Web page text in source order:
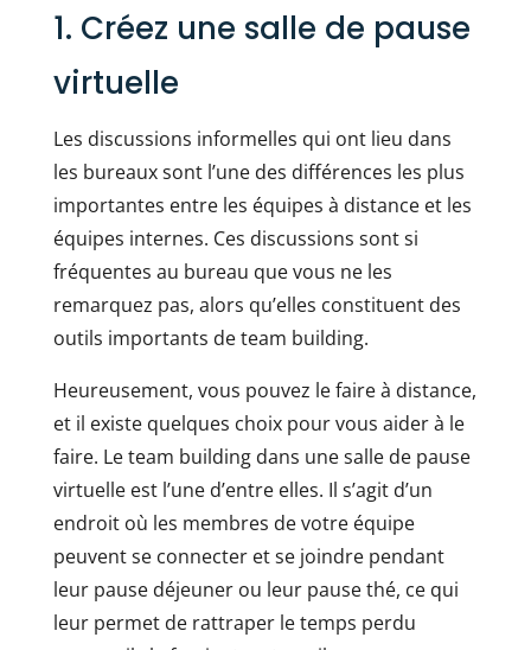
1. Créez une salle de pause
virtuelle
Les discussions informelles qui ont lieu dans
les bureaux sont l’une des différences les plus
importantes entre les équipes à distance et les
équipes internes. Ces discussions sont si
fréquentes au bureau que vous ne les
remarquez pas, alors qu’elles constituent des
outils importants de team building.
Heureusement, vous pouvez le faire à distance,
et il existe quelques choix pour vous aider à le
faire. Le team building dans une salle de pause
virtuelle est l’une d’entre elles. Il s’agit d’un
endroit où les membres de votre équipe
peuvent se connecter et se joindre pendant
leur pause déjeuner ou leur pause thé, ce qui
leur permet de rattraper le temps perdu